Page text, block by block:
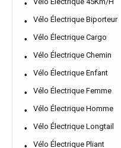
Vélo Électrique Biporteur
Vélo Électrique Cargo
Vélo Électrique Chemin
Vélo Électrique Enfant
Vélo Électrique Femme
Vélo Électrique Homme
Vélo Électrique Longtail
Vélo Électrique Pliant